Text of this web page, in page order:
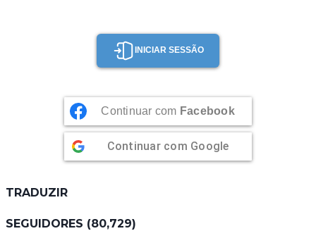
INICIAR SESSÃO
Continuar com Facebook
Continuar com Google
TRADUZIR
SEGUIDORES (80,729)